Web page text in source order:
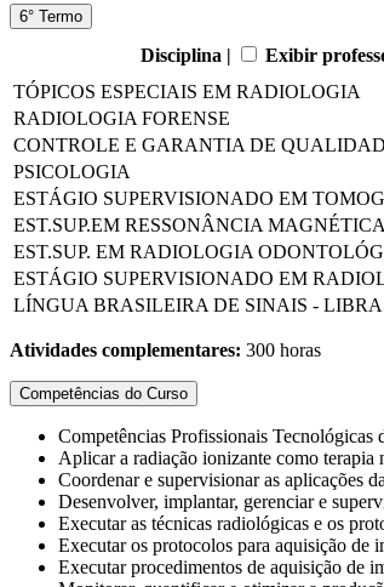
6° Termo
Disciplina | Exibir
TÓPICOS ESPECIAIS EM RADIOLOGIA
RADIOLOGIA FORENSE
CONTROLE E GARANTIA DE
PSICOLOGIA
ESTÁGIO SUPERVISIONADO EM
EST.SUP.EM RESSONÂNCIA MAGNÉTICA
EST.SUP. EM RADIOLOGIA
ESTÁGIO SUPERVISIONADO EM
LÍNGUA BRASILEIRA DE SINAIS -
Atividades complementares: 300 horas
Competências do Curso
Competências Profissionais Tecnológicas
Aplicar a radiação ionizante como terapia
Coordenar e supervisionar as aplicações
Desenvolver, implantar, gerenciar e
Executar as técnicas radiológicas e os
Executar os protocolos para aquisição de
Executar procedimentos de aquisição de